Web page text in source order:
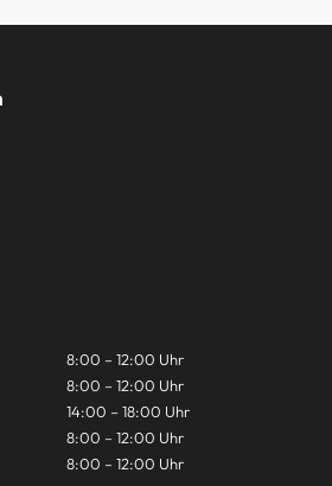
8:00 – 12:00 Uhr
8:00 – 12:00 Uhr
14:00 – 18:00 Uhr
8:00 – 12:00 Uhr
8:00 – 12:00 Uhr